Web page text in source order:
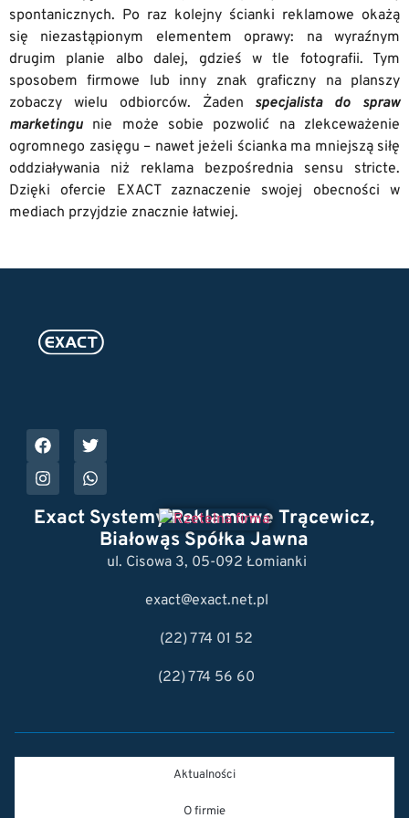
spontanicznych. Po raz kolejny ścianki reklamowe okażą
się niezastąpionym elementem oprawy: na wyraźnym
drugim planie albo dalej, gdzieś w tle fotografii. Tym
sposobem firmowe lub inny znak graficzny na planszy
zobaczy wielu odbiorców. Żaden
specjalista do spraw
marketingu nie może sobie pozwolić na zlekceważenie
ogromnego zasięgu – nawet jeżeli ścianka ma mniejszą siłę
oddziaływania niż reklama bezpośrednia sensu stricte.
Dzięki ofercie EXACT zaznaczenie swojej obecności w
mediach przyjdzie znacznie łatwiej.
Exact Systemy Reklamowe Trącewicz,
Białowąs Spółka Jawna
ul. Cisowa 3, 05-092 Łomianki
exact@exact.net.pl
(22) 774 01 52
(22) 774 56 60
Aktualności
O firmie